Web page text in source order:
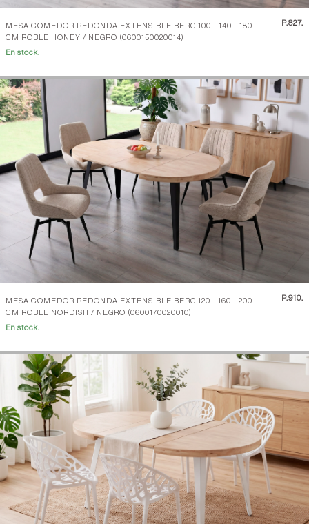
MESA COMEDOR REDONDA EXTENSIBLE BERG 100 - 140 - 180
CM ROBLE HONEY / NEGRO (0600150020014)
P.827.
En stock.
MESA COMEDOR REDONDA EXTENSIBLE BERG 120 - 160 - 200
CM ROBLE NORDISH / NEGRO (0600170020010)
P.910.
En stock.